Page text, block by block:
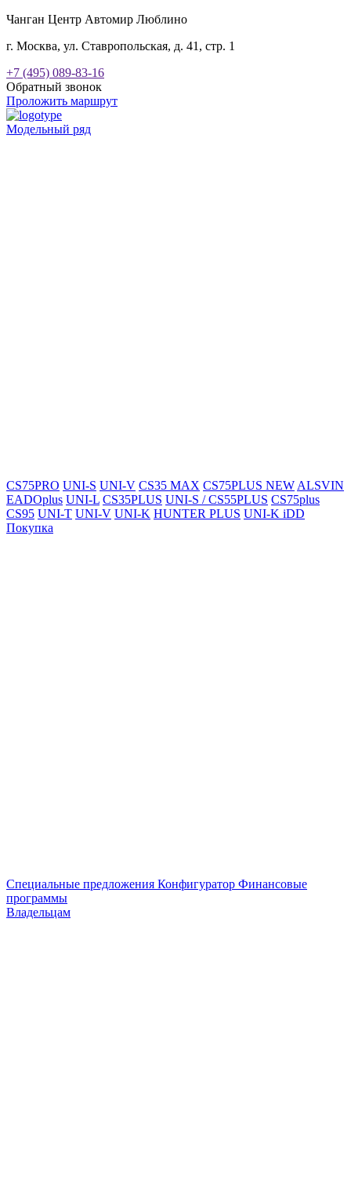
Чанган Центр Автомир Люблино
г. Москва, ул. Ставропольская, д. 41, стр. 1
+7 (495) 089-83-16
Обратный звонок
Проложить маршрут
Модельный ряд
CS75PRO UNI-S UNI-V CS35 MAX CS75PLUS NEW ALSVIN
EADOplus UNI-L CS35PLUS UNI-S / CS55PLUS CS75plus
CS95 UNI-T UNI-V UNI-K HUNTER PLUS UNI-K iDD
Покупка
Специальные предложения Конфигуратор Финансовые
программы
Владельцам